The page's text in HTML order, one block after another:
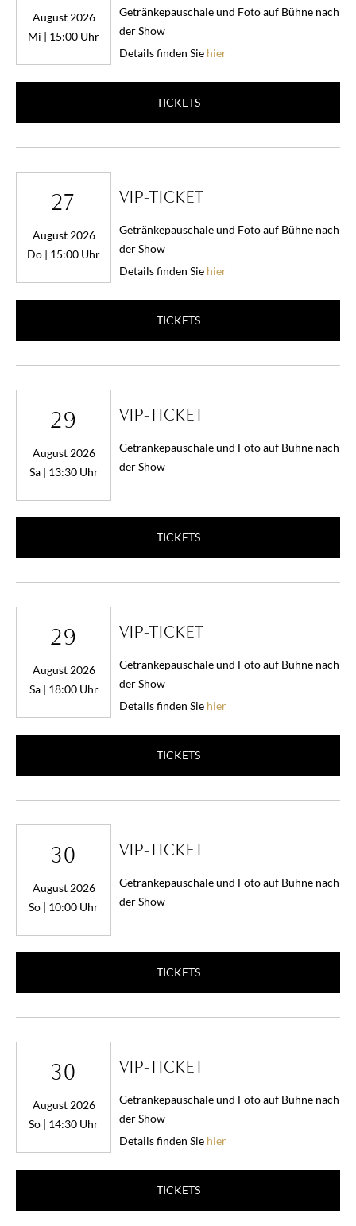
August 2026
Mi | 15:00 Uhr
Getränkepauschale und Foto auf Bühne nach
der Show
Details finden Sie hier
TICKETS
27
August 2026
Do | 15:00 Uhr
VIP-TICKET
Getränkepauschale und Foto auf Bühne nach
der Show
Details finden Sie hier
TICKETS
29
August 2026
Sa | 13:30 Uhr
VIP-TICKET
Getränkepauschale und Foto auf Bühne nach
der Show
TICKETS
29
August 2026
Sa | 18:00 Uhr
VIP-TICKET
Getränkepauschale und Foto auf Bühne nach
der Show
Details finden Sie hier
TICKETS
30
August 2026
So | 10:00 Uhr
VIP-TICKET
Getränkepauschale und Foto auf Bühne nach
der Show
TICKETS
30
August 2026
So | 14:30 Uhr
VIP-TICKET
Getränkepauschale und Foto auf Bühne nach
der Show
Details finden Sie hier
TICKETS